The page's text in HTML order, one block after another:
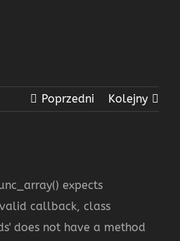
Poprzedni Kolejny
expects
callback, class
does not have a method